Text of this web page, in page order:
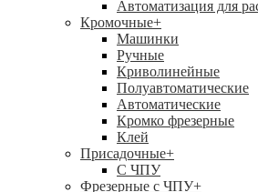
Автоматизация для
Кромочные+
Машинки
Ручные
Криволинейные
Полуавтоматические
Автоматические
Кромко фрезерные
Клей
Присадочные+
С ЧПУ
Фрезерные с ЧПУ+